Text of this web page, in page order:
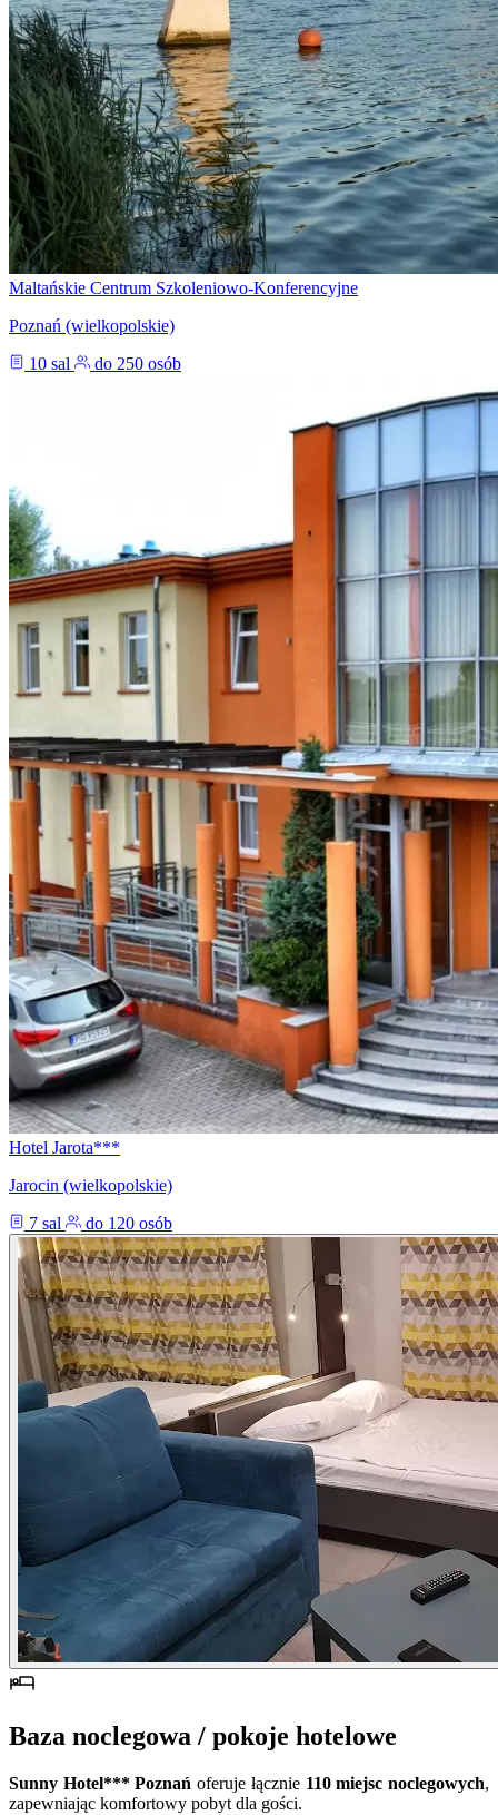
Maltańskie Centrum Szkoleniowo-Konferencyjne
Poznań (wielkopolskie)
10 sal
do 250 osób
Hotel Jarota***
Jarocin (wielkopolskie)
7 sal
do 120 osób
Baza noclegowa / pokoje hotelowe
Sunny Hotel*** Poznań oferuje łącznie 110 miejsc noclegowych,
zapewniając komfortowy pobyt dla gości.